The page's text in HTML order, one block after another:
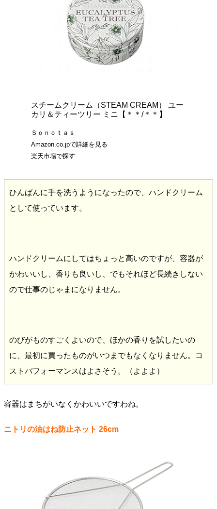
スチームクリーム（STEAM CREAM） ユー
カリ＆ティーツリー ミニ【＊＊/＊＊】
Ｓｏｎｏｔａｓ
Amazon.co.jpで詳細を見る
楽天市場で探す
ひんぱんに手を洗うようになったので、ハンドクリーム
として使っています。
ハンドクリームにしてはちょっと高いのですが、容器が
かわいいし、香りも良いし、でもそれほど長続きしない
ので仕事のじゃまになりません。
のびがものすごくよいので、ほかの香りを試したいの
に、最初に買ったものがいつまでもなくなりません。コ
ストパフォーマンスはよさそう。（よよよ）
容器はまちがいなくかわいいですわね。
ニトリの油はね防止ネット 26cm